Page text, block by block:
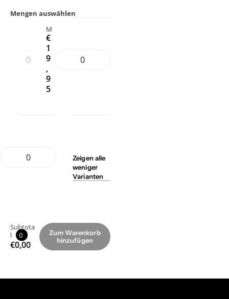
Mengen auswählen
M
€
1
9
,
9
5
Zeigenalle
weniger
Varianten
Subtota
l
0
€0,00
Zum Warenkorb
hinzufügen